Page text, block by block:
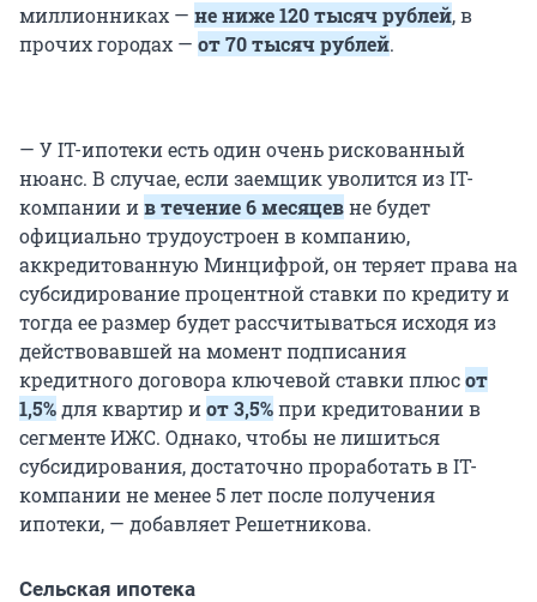
миллионниках — не ниже 120 тысяч рублей, в
прочих городах — от 70 тысяч рублей.
— У IT-ипотеки есть один очень рискованный
нюанс. В случае, если заемщик уволится из IT-
компании ив течение 6 месяцевне будет
официально трудоустроен в компанию,
аккредитованную Минцифрой, он теряет права на
субсидирование процентной ставки по кредиту и
тогда ее размер будет рассчитываться исходя из
действовавшей на момент подписания
кредитного договора ключевой ставки плюсот
1,5%для квартир иот 3,5%при кредитовании в
сегменте ИЖС. Однако, чтобы не лишиться
субсидирования, достаточно проработать в IT-
компании не менее 5 лет после получения
ипотеки, — добавляет Решетникова.
Сельская ипотека